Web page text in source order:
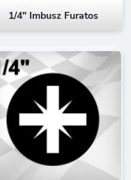
1/4" Imbusz Furatos